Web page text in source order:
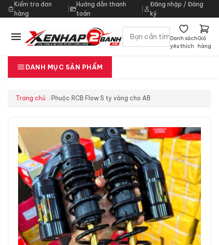
Kiểm tra đơn
hàng
|
Hướng dẫn thanh
toán
Đăng nhập / Đăng
ký
Danh sách
yêu thích
Giỏ
hàng
DANH MỤC SẢN PHẨM
Trang chủ Phuộc RCB Flow S ty vàng cho AB